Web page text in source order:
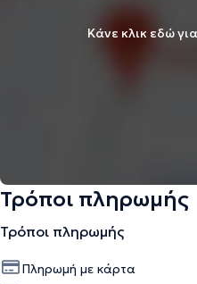
Κάνε κλικ εδώ
Τρόποι πληρωμής
Τρόποι πληρωμής
Πληρωμή με κάρτα